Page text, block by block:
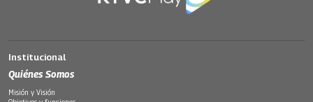
Institucional
Quiénes Somos
Misión y Visión